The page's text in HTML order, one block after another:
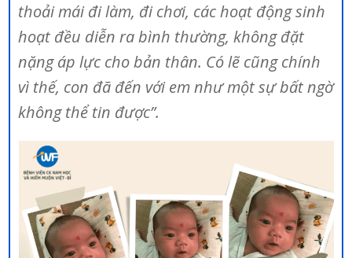
thoải mái đi làm, đi chơi, các hoạt động sinh
hoạt đều diễn ra bình thường, không đặt
nặng áp lực cho bản thân. Có lẽ cũng chính
vì thế, con đã đến với em như một sự bất ngờ
không thể tin được”.